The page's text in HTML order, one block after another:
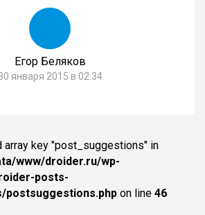
Егор Беляков
января 2015 в 02:34
array key "post_suggestions" in
www/droider.ru/wp-
posts-
postsuggestions.php on line 46